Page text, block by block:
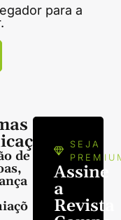
para a
de
SEJA
Assine
a
Revista